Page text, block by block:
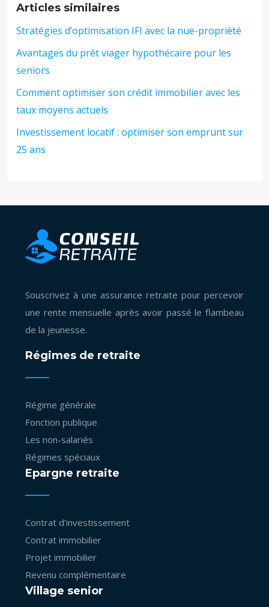
Articles similaires
Stratégies d’optimisation IFI avec la nue-propriété
Avantages du prêt viager hypothécaire pour les
seniors
Comment optimiser son crédit immobilier avec les
taux moyens actuels
Investissement locatif : optimiser son emprunt sur
25 ans
Souscrivez à une assurance retraite pour percevoir
une rente mensuelle après avoir passé le flambeau
de la jeunesse.
Régimes de retraite
Régime générale
Fonction publique
Les non-salariés
Régimes spéciaux
Epargne retraite
Contrat d’investissement
Contrat immobilier
Projet immobilier
Revenu complémentaire
Village senior